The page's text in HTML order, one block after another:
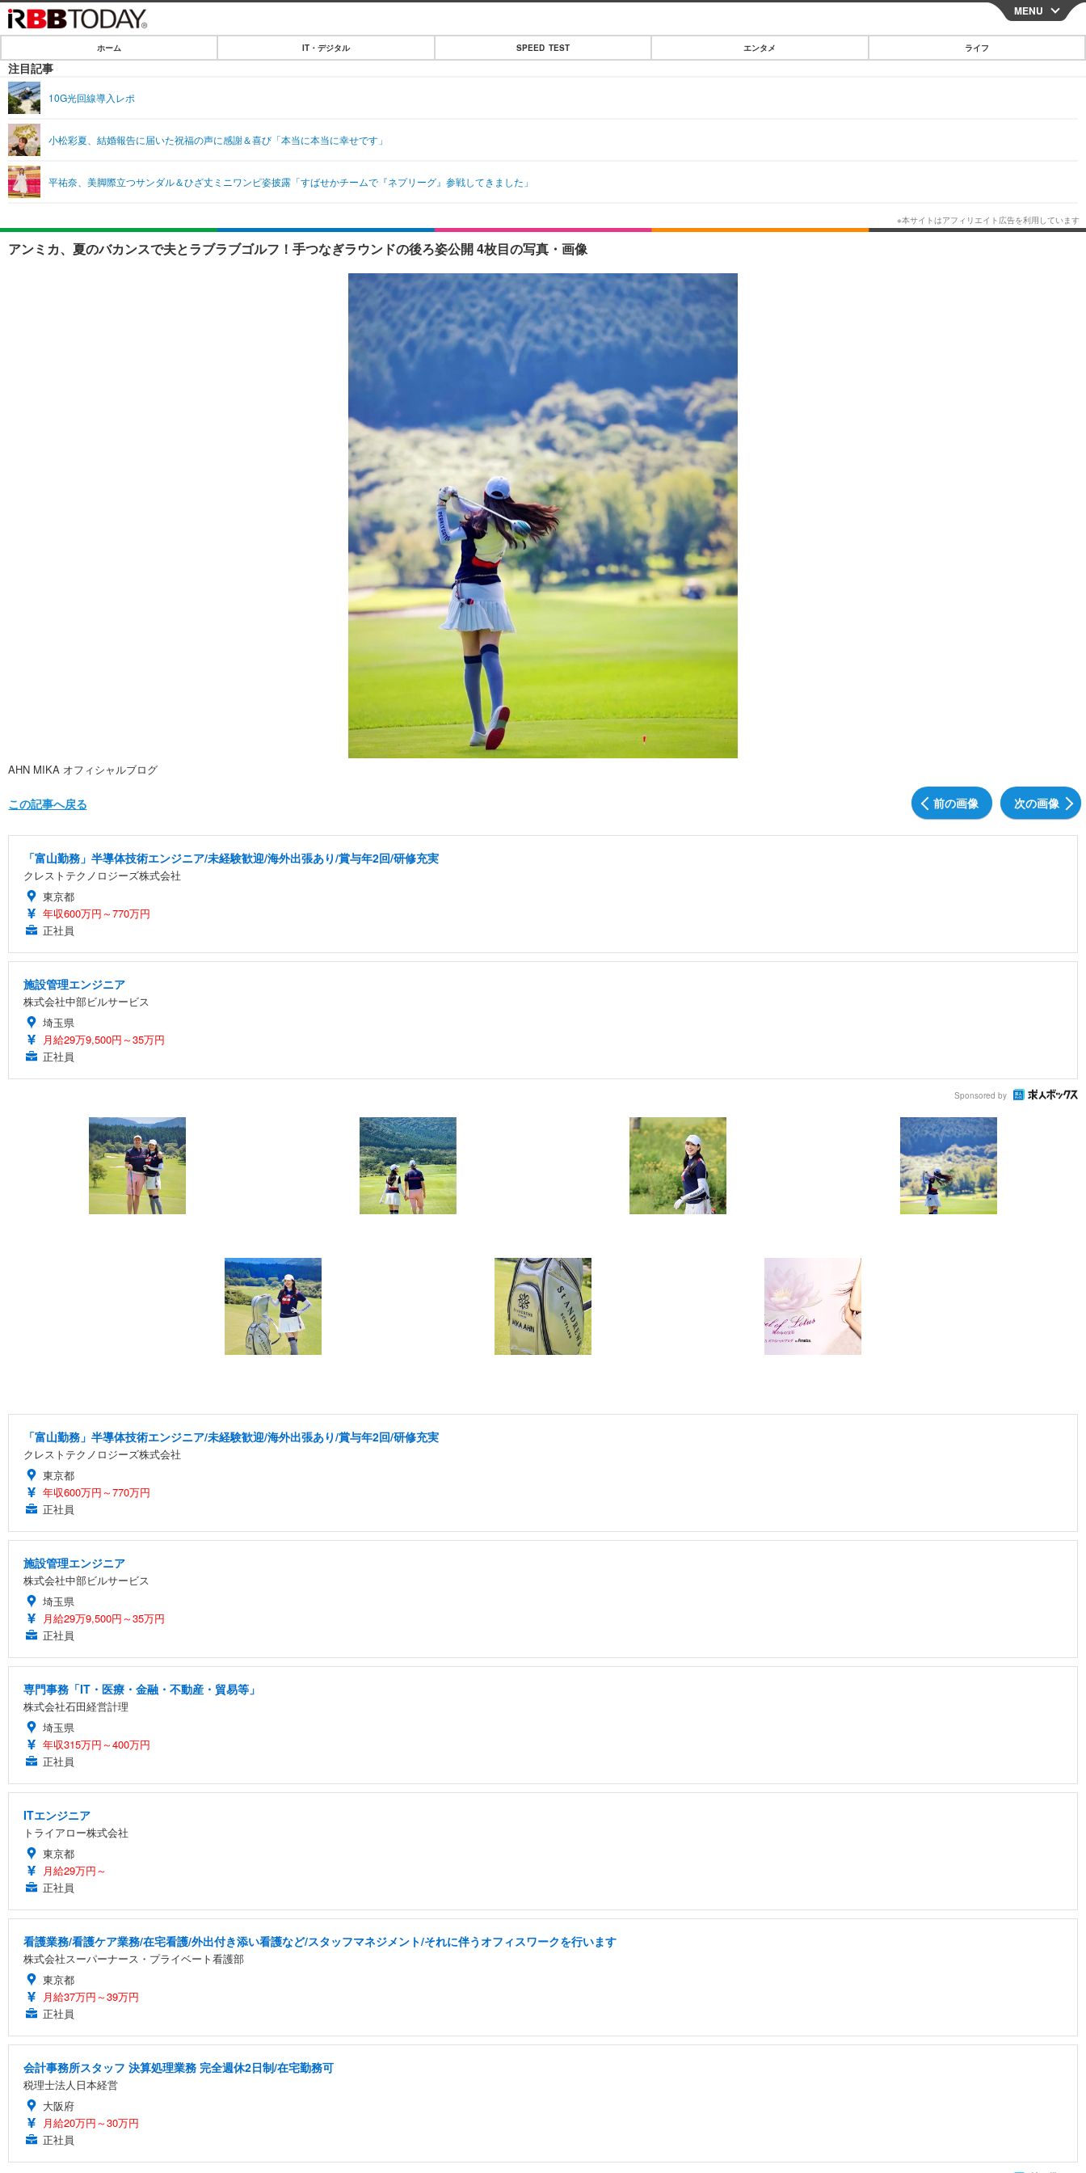
CLOSE
IT・デジタル
ショッピング
SPEED TEST
エンタメ
エンタメTOP
音楽
ライフ
ライフTOP グルメ
ペット
リリース一覧
MENU
ホーム IT・デジタル SPEED TEST エンタメ ライフ
注目記事
10G光回線導入レポ
小松彩夏、結婚報告に届いた祝福の声に感謝＆喜び「本当に本当に幸せです」
平祐奈、美脚際立つサンダル＆ひざ丈ミニワンピ姿披露「すばせかチームで『ネプリーグ』参戦してきました」
アンミカ、夏のバカンスで夫とラブラブゴルフ！手つなぎラウンドの後ろ姿公開 4枚目の写真・画像
AHN MIKA オフィシャルブログ
前の画像 次の画像
この記事へ戻る
「富山勤務」半導体技術エンジニア/未経験歓迎/海外出張あり/賞与年2回/研修充実
クレストテクノロジーズ株式会社
東京都
年収600万円～770万円
正社員
施設管理エンジニア
株式会社中部ビルサービス
埼玉県
月給29万9,500円～35万円
正社員
Sponsored by
「富山勤務」半導体技術エンジニア/未経験歓迎/海外出張あり/賞与年2回/研修充実
クレストテクノロジーズ株式会社
東京都
年収600万円～770万円
正社員
施設管理エンジニア
株式会社中部ビルサービス
埼玉県
月給29万9,500円～35万円
正社員
専門事務「IT・医療・金融・不動産・貿易等」
株式会社石田経営計理
埼玉県
年収315万円～400万円
正社員
ITエンジニア
トライアロー株式会社
東京都
月給29万円～
正社員
看護業務/看護ケア業務/在宅看護/外出付き添い看護など/スタッフマネジメント/それに伴うオフィスワークを行います
株式会社スーパーナース・プライベート看護部
東京都
月給37万円～39万円
正社員
会計事務所スタッフ 決算処理業務 完全週休2日制/在宅勤務可
税理士法人日本経営
大阪府
月給20万円～30万円
正社員